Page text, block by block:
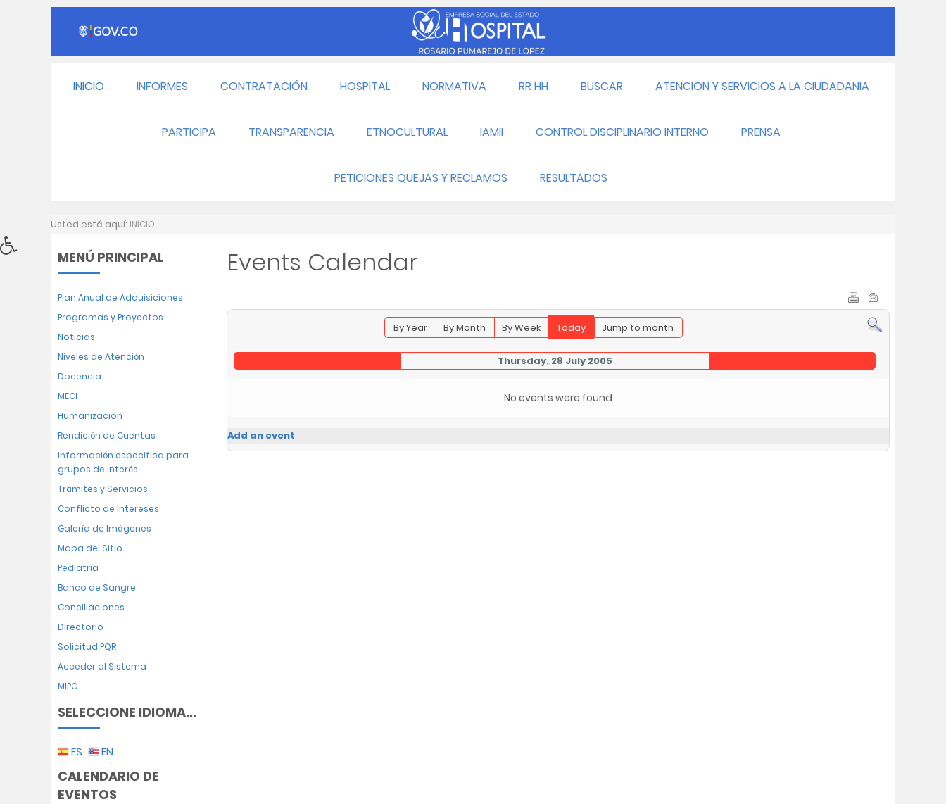
INICIO INFORMES CONTRATACIÓN HOSPITAL NORMATIVA RR HH BUSCAR ATENCION Y SERVICIOS A LA CIUDADANIA
PARTICIPA TRANSPARENCIA ETNOCULTURAL IAMII CONTROL DISCIPLINARIO INTERNO PRENSA
PETICIONES QUEJAS Y RECLAMOS RESULTADOS
Usted está aquí: INICIO
MENÚ PRINCIPAL
Plan Anual de Adquisiciones
Programas y Proyectos
Noticias
Niveles de Atención
Docencia
MECI
Humanizacion
Rendición de Cuentas
Información especifica para
grupos de interés
Trámites y Servicios
Conflicto de Intereses
Galería de Imágenes
Mapa del Sitio
Pediatría
Banco de Sangre
Conciliaciones
Directorio
Solicitud PQR
Acceder al Sistema
MIPG
SELECCIONE IDIOMA...
ES EN
CALENDARIO DE
EVENTOS
Events Calendar
By Year By Month By Week Today Jump to month
Thursday, 28 July 2005
No events were found
Add an event